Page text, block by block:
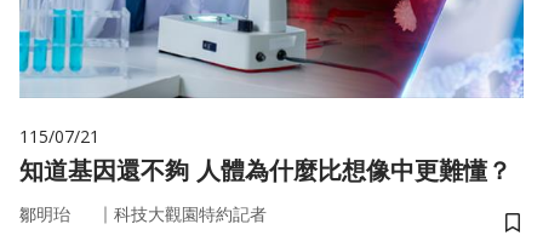
115/07/21
知道基因還不夠 人體為什麼比想像中更難懂？
鄒明珆 ｜ 科技大觀園特約記者
儲